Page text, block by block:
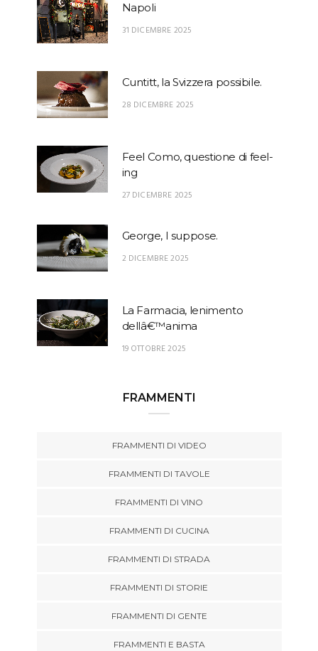
Napoli
31 DICEMBRE 2025
Cuntitt, la Svizzera possibile.
28 DICEMBRE 2025
Feel Como, questione di feel-
ing
27 DICEMBRE 2025
George, I suppose.
2 DICEMBRE 2025
La Farmacia, lenimento
dellâ€™anima
19 OTTOBRE 2025
FRAMMENTI
FRAMMENTI DI VIDEO
FRAMMENTI DI TAVOLE
FRAMMENTI DI VINO
FRAMMENTI DI CUCINA
FRAMMENTI DI STRADA
FRAMMENTI DI STORIE
FRAMMENTI DI GENTE
FRAMMENTI E BASTA